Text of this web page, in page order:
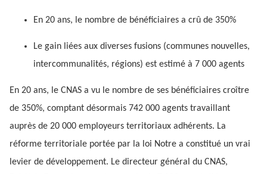
En 20 ans, le nombre de bénéficiaires a crû de 350%
Le gain liées aux diverses fusions (communes nouvelles,
intercommunalités, régions) est estimé à 7 000 agents
En 20 ans, le CNAS a vu le nombre de ses bénéficiaires croître
de 350%, comptant désormais 742 000 agents travaillant
auprès de 20 000 employeurs territoriaux adhérents. La
réforme territoriale portée par la loi Notre a constitué un vrai
levier de développement. Le directeur général du CNAS,